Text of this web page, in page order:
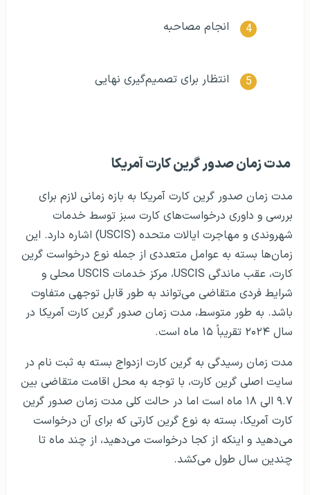
انجام مصاحبه
انتظار برای تصمیم‌گیری نهایی
مدت زمان صدور گرین کارت آمریکا
مدت زمان صدور گرین کارت آمریکا به بازه زمانی لازم برای
بررسی و داوری درخواست‌های کارت سبز توسط خدمات
شهروندی و مهاجرت ایالات متحده (USCIS) اشاره دارد. این
زمان‌ها بسته به عوامل متعددی از جمله نوع درخواست گرین
کارت، عقب ماندگی USCIS، مرکز خدمات USCIS محلی و
شرایط فردی متقاضی می‌تواند به طور قابل توجهی متفاوت
باشد. به طور متوسط، مدت زمان صدور گرین کارت آمریکا در
سال ۲۰۲۴ تقریباً ۱۵ ماه است.
مدت زمان رسیدگی به گرین کارت ازدواج بسته به ثبت نام در
سایت اصلی گرین کارت، با توجه به محل اقامت متقاضی بین
۹.۷ الی ۱۸ ماه است اما در حالت کلی مدت زمان صدور گرین
کارت آمریکا، بسته به نوع گرین کارتی که برای آن درخواست
می‌دهید و اینکه از کجا درخواست می‌دهید، از چند ماه تا
چندین سال طول می‌کشد.